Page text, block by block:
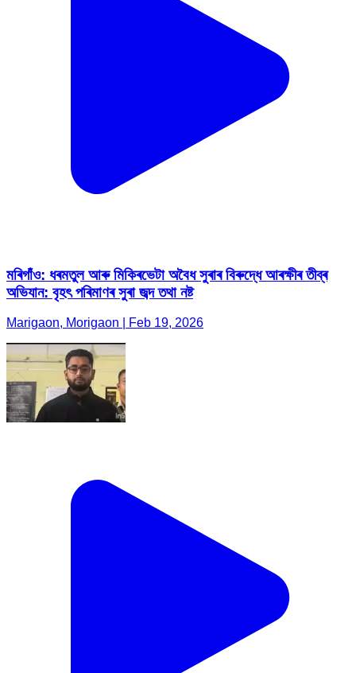
মৰিগাঁও: ধৰমতুল আৰু মিকিৰভেটা অবৈধ সুৰাৰ বিৰুদ্ধে আৰক্ষীৰ তীব্ৰ
অভিযান: বৃহৎ পৰিমাণৰ সুৰা জব্দ তথা নষ্ট
Marigaon, Morigaon | Feb 19, 2026